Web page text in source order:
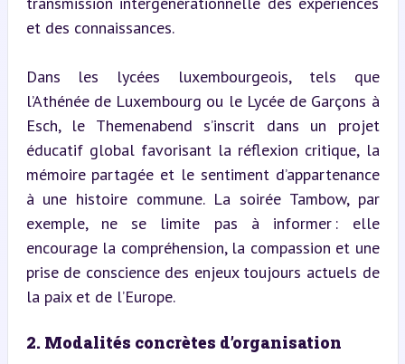
et des connaissances.
Dans les lycées luxembourgeois, tels que
l’Athénée de Luxembourg ou le Lycée de Garçons à
Esch, le Themenabend s’inscrit dans un projet
éducatif global favorisant la réflexion critique, la
mémoire partagée et le sentiment d’appartenance
à une histoire commune. La soirée Tambow, par
exemple, ne se limite pas à informer : elle
encourage la compréhension, la compassion et une
prise de conscience des enjeux toujours actuels de
la paix et de l’Europe.
2. Modalités concrètes d’organisation